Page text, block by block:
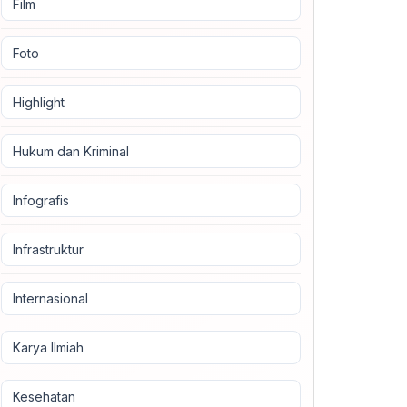
Film
Foto
Highlight
Hukum dan Kriminal
Infografis
Infrastruktur
Internasional
Karya Ilmiah
Kesehatan